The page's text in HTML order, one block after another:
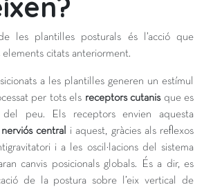
les plantilles posturals és l’acció que
elements citats anteriorment.
a les plantilles generen un estímul
per tots els receptors cutanisque es
peu. Els receptors envien aquesta
central
i aquest, gràcies als reflexos
i a les oscil·lacions del sistema
canvis posicionals globals. És a dir, es
de la postura sobre l’eix vertical de